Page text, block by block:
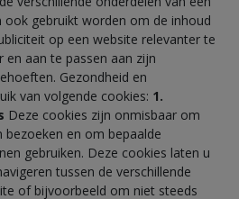
ook gebruikt worden om de inhoud
op een website relevanter te
aan te passen aan zijn
Gezondheid en
van volgende cookies: 1.
Deze cookies zijn onmisbaar om
en om bepaalde
gebruiken. Deze cookies laten u
tussen de verschillende
of bijvoorbeeld om niet steeds